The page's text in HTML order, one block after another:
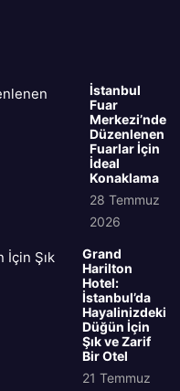
İstanbul
Fuar
Merkezi’nde
Düzenlenen
Fuarlar İçin
İdeal
Konaklama
28 Temmuz
2026
Grand
Harilton
Hotel:
İstanbul’da
Hayalinizdeki
Düğün İçin
Şık ve Zarif
Bir Otel
21 Temmuz